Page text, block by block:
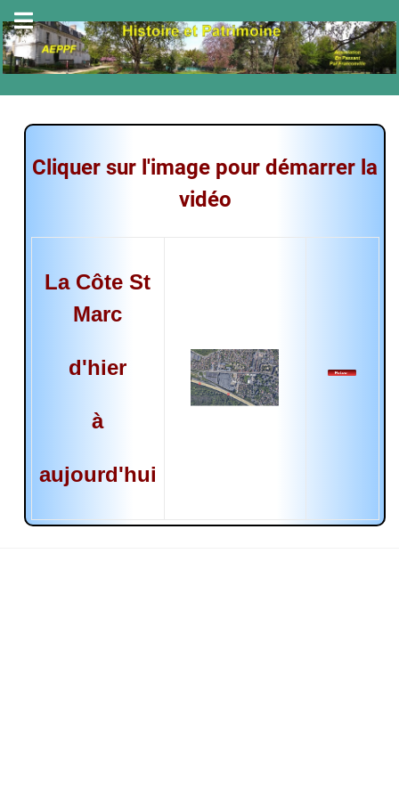
Cliquer sur l'image pour démarrer la
vidéo
La Côte St
Marc
d'hier
à
aujourd'hui